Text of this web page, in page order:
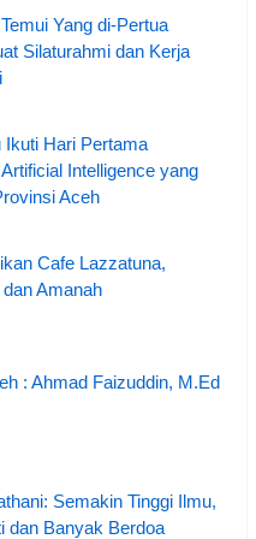
Yang di-Pertua
Silaturahmi dan Kerja
Ikuti Hari Pertama
Intelligence yang
Aceh
Cafe Lazzatuna,
Amanah
: Ahmad Faizuddin, M.Ed
Semakin Tinggi Ilmu,
dan Banyak Berdoa